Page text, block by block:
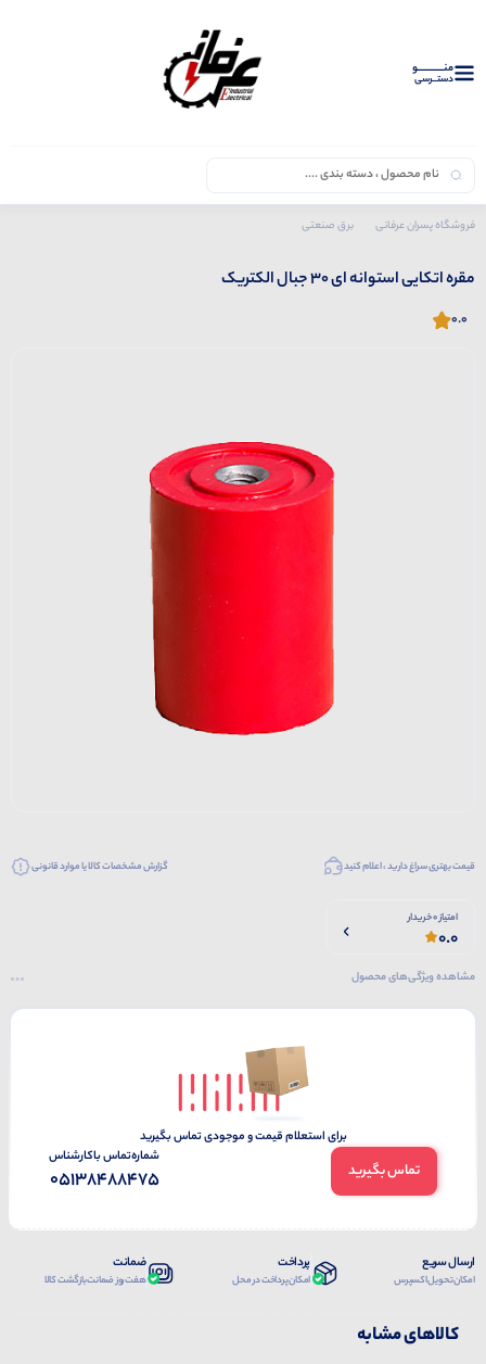
منــــــــــــو
دستــرسی
فروشگاه پسران عرفانی برق صنعتی
مقره اتکایی استوانه ای 30 جبال الکتریک
0.0
قیمت بهتری سراغ دارید ، اعلام کنید گزارش مشخصات کالا یا موارد قانونی
امتیاز 0 خریدار
0.0
مشاهده ویژگی‌های محصول
برای استعلام قیمت و موجودی تماس بگیرید
تماس بگیرید
شماره‌تماس‌ با‌کارشناس
05138488475
ارسال سریع
امکان تحویل اکسپرس
پرداخت
امکان پرداخت در محل
ضمانت
هفت روز ضمانت بازگشت کالا
کالاهای مشابه